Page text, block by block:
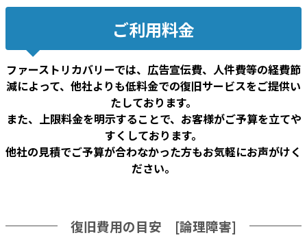
ご利用料金
ファーストリカバリーでは、広告宣伝費、人件費等の経費節
減によって、他社よりも低料金での復旧サービスをご提供い
たしております。
また、上限料金を明示することで、お客様がご予算を立てや
すくしております。
他社の見積でご予算が合わなかった方もお気軽にお声がけく
ださい。
復旧費用の目安 [論理障害]